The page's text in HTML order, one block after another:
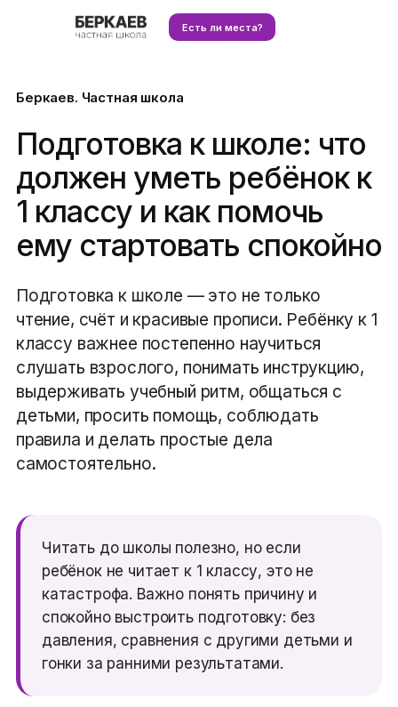
Есть ли места?
Беркаев. Частная школа
Подготовка к школе: что
должен уметь ребёнок к
1 классу и как помочь
ему стартовать спокойно
Подготовка к школе — это не только
чтение, счёт и красивые прописи. Ребёнку к 1
классу важнее постепенно научиться
слушать взрослого, понимать инструкцию,
выдерживать учебный ритм, общаться с
детьми, просить помощь, соблюдать
правила и делать простые дела
самостоятельно.
Читать до школы полезно, но если
ребёнок не читает к 1 классу, это не
катастрофа. Важно понять причину и
спокойно выстроить подготовку: без
давления, сравнения с другими детьми и
гонки за ранними результатами.